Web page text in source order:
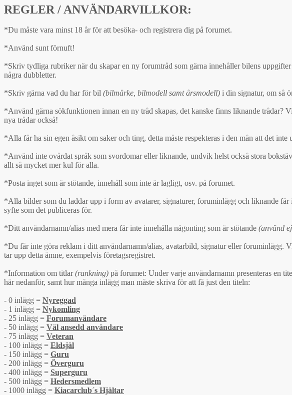
REGLER / ANVÄNDARVILLKOR:
*Du måste vara minst 18 år för att besöka- och registrera dig på forumet.
*Använd sunt förnuft!
*Skriv tydliga rubriker när du skapar en ny forumtråd som gärna innehåller bilens
några dubbletter.
*Skriv gärna vad du har för bil (bilmärke, bilmodell samt årsmodell) i din signatur, om så
*Använd gärna sökfunktionen innan en ny tråd skapas, det kanske finns liknande trådar?
nya trådar också!
*Alla får ha sin egen åsikt om saker och ting, detta måste respekteras i den mån att det
*Använd inte ovårdat språk som svordomar eller liknande, undvik helst också stora
allt så mycket mer kul för alla.
*Posta inget som är stötande, innehåll som inte är lagligt, osv. på forumet.
*Alla bilder som du laddar upp i form av avatarer, signaturer, foruminlägg och liknande
syfte som det publiceras för.
*Ditt användarnamn/alias med mera får inte innehålla någonting som är stötande (använd
*Du får inte göra reklam i ditt användarnamn/alias, avatarbild, signatur eller foruminlägg.
tar upp detta ämne, exempelvis företagsregistret.
*Information om titlar(rankning) på forumet: Under varje användarnamn presenteras en
här nedanför, samt hur många inlägg man måste skriva för att få just den titeln:
- 0 inlägg = Nyreggad
- 1 inlägg = Nykomling
- 25 inlägg = Forumanvändare
- 50 inlägg = Väl ansedd användare
- 75 inlägg = Veteran
- 100 inlägg = Eldsjäl
- 150 inlägg = Guru
- 200 inlägg = Överguru
- 400 inlägg = Superguru
- 500 inlägg = Hedersmedlem
- 1000 inlägg = Kiacarclub´s Hjältar